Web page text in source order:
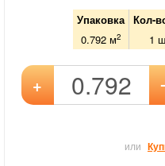
Упаковка Кол-
0.792 м2 1
+
или